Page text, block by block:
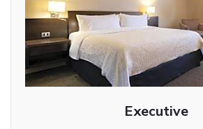
Executive